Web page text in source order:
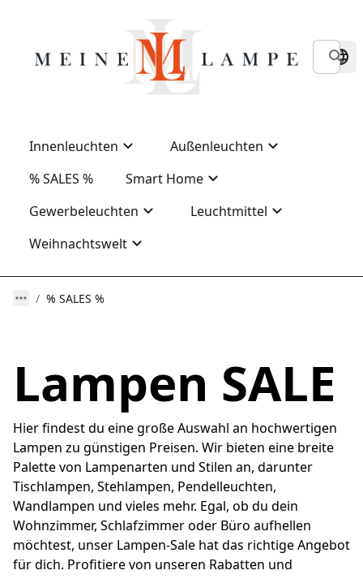
Innenleuchten
Außenleuchten
% SALES %
Smart Home
Gewerbeleuchten
Leuchtmittel
Weihnachtswelt
% SALES %
Lampen SALE
Hier findest du eine große Auswahl an hochwertigen
Lampen zu günstigen Preisen. Wir bieten eine breite
Palette von Lampenarten und Stilen an, darunter
Tischlampen, Stehlampen, Pendelleuchten,
Wandlampen und vieles mehr. Egal, ob du dein
Wohnzimmer, Schlafzimmer oder Büro aufhellen
möchtest, unser Lampen-Sale hat das richtige Angebot
für dich. Profitiere von unseren Rabatten und